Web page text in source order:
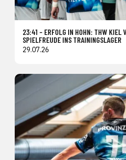
23:41 – ERFOLG IN HOHN: THW KIEL
SPIELFREUDE INS TRAININGSLAGER
29.07.26